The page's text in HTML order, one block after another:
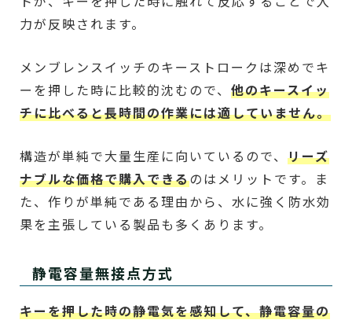
力が反映されます。
メンブレンスイッチのキーストロークは深めでキ
ーを押した時に比較的沈むので、 他のキースイッ
チに比べると長時間の作業には適していません。
構造が単純で大量生産に向いているので、 リーズ
ナブルな価格で購入できるのはメリットです。ま
た、作りが単純である理由から、水に強く防水効
果を主張している製品も多くあります。
静電容量無接点方式
キーを押した時の静電気を感知して、静電容量の